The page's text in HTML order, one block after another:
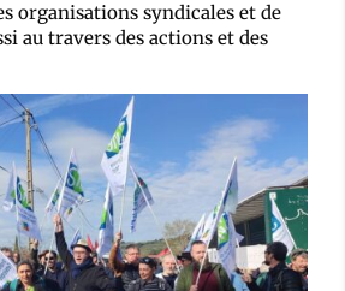
organisations syndicales et de
au travers des actions et des